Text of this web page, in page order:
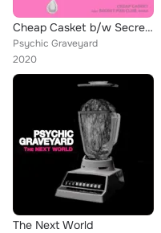
Cheap Casket b/w Secret Fun Club Remix
Psychic Graveyard
2020
The Next World